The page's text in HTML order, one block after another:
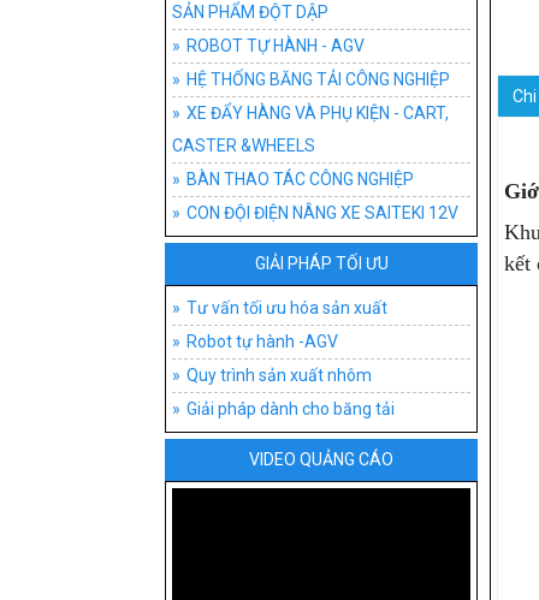
ĐỒ
ĐỒ
XE
HỆ THỐNG BĂNG
XE ĐẨY HÀNG VÀ
XE
XE
XE
BÀN THAO TÁC
CON ĐỘI ĐIỆN
TƯ VẤN TỐI ƯU
SẢN PHẨM ĐỘT DẬP
ROBOT TỰ HÀNH - AGV
HỆ THỐNG BĂNG TẢI CÔNG NGHIỆP
XE ĐẨY HÀNG VÀ PHỤ KIỆN - CART,
CASTER &WHEELS
BÀN THAO TÁC CÔNG NGHIỆP
CON ĐỘI ĐIỆN NÂNG XE SAITEKI 12V
GIẢI PHÁP TỐI ƯU
Tư vấn tối ưu hóa sản xuất
Robot tự hành -AGV
Quy trình sản xuất nhôm
Giải pháp dành cho băng tải
VIDEO QUẢNG CÁO
kết